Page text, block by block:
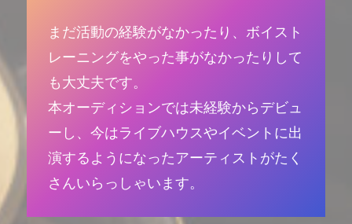
まだ活動の経験がなかったり、ボイスト
レーニングをやった事がなかったりして
も大丈夫です。
本オーディションでは未経験からデビュ
ーし、今はライブハウスやイベントに出
演するようになったアーティストがたく
さんいらっしゃいます。